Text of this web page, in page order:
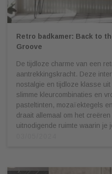
Retro badkamer: Back to
Groove
De tijdloze charme van een
aantrekkingskracht. Deze
nostalgie en tijdloze klasse
slimme kleurcombinaties en
pasteltinten, mozaïektegels
draait allemaal om het
uitnodigende ruimte waarin